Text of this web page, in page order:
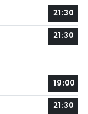
21:30
21:30
19:00
21:30